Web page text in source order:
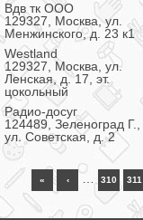
Вдв тк ООО
129327, Москва, ул.
Менжинского, д. 23 к1
Westland
129327, Москва, ул.
Ленская, д. 17, эт.
цокольный
Радио-досуг
124489, Зеленоград Г.,
ул. Советская, д. 2
« ‹ 310 311